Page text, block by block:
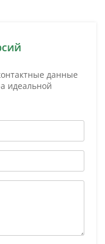
данные
идеальной